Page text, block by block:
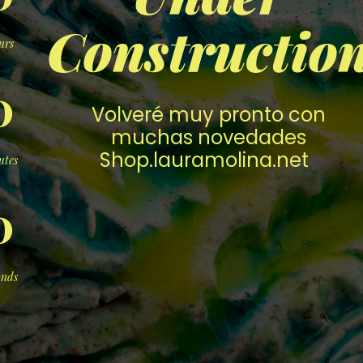
Volveré muy pronto con
muchas novedades
Shop.lauramolina.net